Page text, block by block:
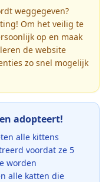
weggegeven?
Om het veilig te
op en maak
de website
zo snel mogelijk
adopteert!
alle kittens
voordat ze 5
worden
alle katten die